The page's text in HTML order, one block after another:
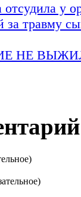
у
за травму
НЕ